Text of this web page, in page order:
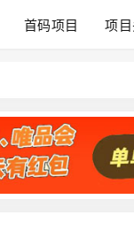
首码项目 项